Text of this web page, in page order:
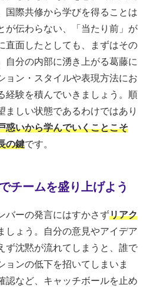
国際共修から学びを得ることは
が伝わらない、「当たり前」が
直面したとしても、まずはその
自分の内部に湧き上がる葛藤に
ョン・スタイルや表現方法にお
経験を積んでいきましょう。順
ましい状態であるわけではあり
惑いから学んでいくことこそ
の鍵です。
チームを盛り上げよう
バーの発言にはすかさずリアク
しょう。自分の意見やアイデア
ず沈黙が流れてしまうと、誰で
ョンの低下を招いてしまいま
認など、キャッチボールを止め